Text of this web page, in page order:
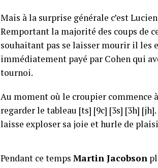
Mais à la surprise générale c’est
Remportant la majorité des coups de
souhaitant pas se laisser mourir il les
immédiatement payé par Cohen qui
tournoi.
Au moment où le croupier commence
regarder le tableau [ts] [9c] [3s] [3h]
laisse exploser sa joie et hurle de
Pendant ce temps Martin Jacobson